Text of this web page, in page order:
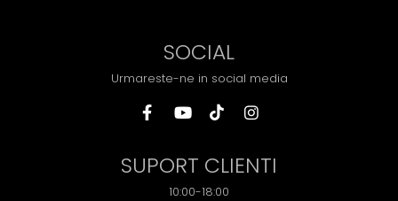
SOCIAL
Urmareste-ne in social media
SUPORT CLIENTI
10:00-18:00